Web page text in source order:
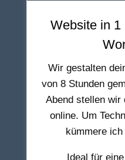
Website in 1
Wir gestalten
von 8 Stunden
Abend stellen wir
online. Um
kümmere
Ideal für